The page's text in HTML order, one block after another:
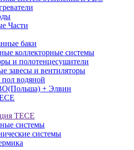
Части
баки
коллекторные системы
и полотенцесушители
завесы и вентиляторы
водяной
+ Элвин
TECE
системы
системы